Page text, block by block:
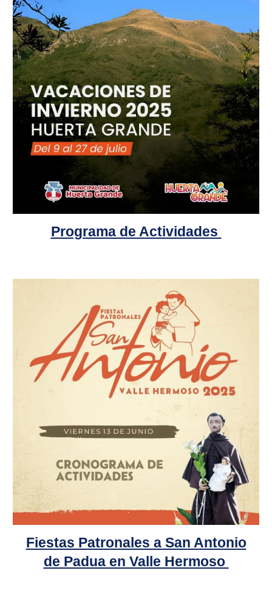
Programa de Actividades
Fiestas Patronales a San Antonio
de Padua en Valle Hermoso